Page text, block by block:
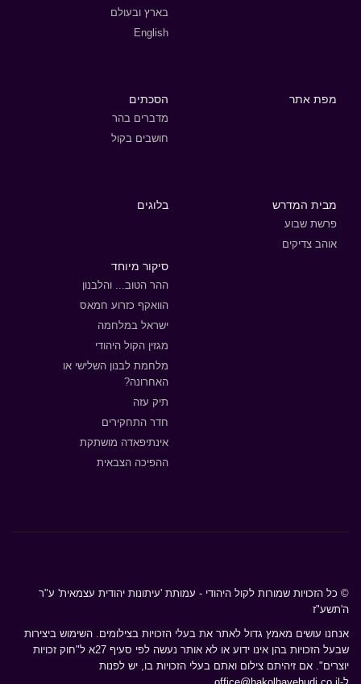
בארץ ובעולם
English
מפת אתר הסכתים
מדברים בהר
חושבים בקול
מבית המדרש
פרשת שבוע
אוהב צדיקים
בלוגים
סיקור מיוחד
ההר הטוב... והלבנון
הוואקף כזרוע חמאס
ישראל במלחמה
מגזין הקול היהודי
מלחמת לבנון השלישי או
האחרונה?
תיק עזה
חדר התחקירים
אינתיפאדה מושתקת
ההפיכה הצבאית
© כל הזכויות שמורות לקול היהודי - עמותת 'עיתונות יהודית עצמאית' ע"ר
ה'תשע"ז
אנחנו עושים מאמץ גדול לאתר את בעלי הזכויות בצילומים. השימוש ביצירות
שבעל הזכויות בהן אינו ידוע או לא אותר נעשה לפי סעיף 27א ל"חוק זכויות
יוצרים". אם זיהיתם צילום ואתם בעלי הזכויות בו, יש לפנות